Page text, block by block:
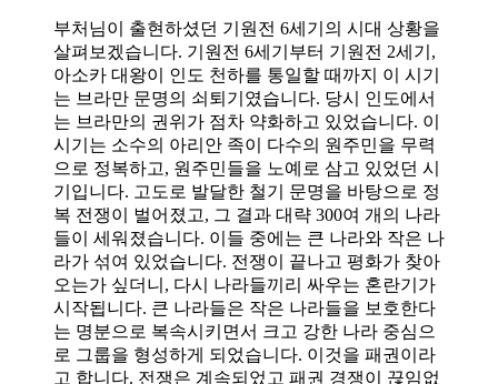
부처님이 출현하셨던 기원전 6세기의 시대 상황을
살펴보겠습니다. 기원전 6세기부터 기원전 2세기,
아소카 대왕이 인도 천하를 통일할 때까지 이 시기
는 브라만 문명의 쇠퇴기였습니다. 당시 인도에서
는 브라만의 권위가 점차 약화하고 있었습니다. 이
시기는 소수의 아리안 족이 다수의 원주민을 무력
으로 정복하고, 원주민들을 노예로 삼고 있었던 시
기입니다. 고도로 발달한 철기 문명을 바탕으로 정
복 전쟁이 벌어졌고, 그 결과 대략 300여 개의 나라
들이 세워졌습니다. 이들 중에는 큰 나라와 작은 나
라가 섞여 있었습니다. 전쟁이 끝나고 평화가 찾아
오는가 싶더니, 다시 나라들끼리 싸우는 혼란기가
시작됩니다. 큰 나라들은 작은 나라들을 보호한다
는 명분으로 복속시키면서 크고 강한 나라 중심으
로 그룹을 형성하게 되었습니다. 이것을 패권이라
고 합니다. 전쟁은 계속되었고 패권 경쟁이 끊임없